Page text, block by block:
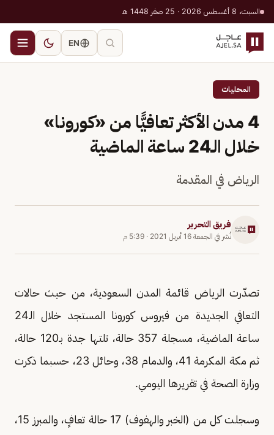
السبت، 8 أغسطس 2026 · 25 صفر 1448 هـ
EN
المحليات
4 مدن الأكثر تعافيًّا من «كورونا»
خلال الـ24 ساعة الماضية
الرياض في المقدمة
فريق التحرير
نُشر في الجمعة 16 أبريل 2021 · 5:39 م
تصدّرت الرياض قائمة المدن السعودية، من حيث حالات
التعافي الجديدة من فيروس كورونا المستجد خلال الـ24
ساعة الماضية، مسجلة 357 حالة، تلتها جدة بـ120 حالة،
ثم مكة المكرمة 41، والدمام 38، وحائل 23، حسبما ذكرت
وزارة الصحة في تقريرها اليومي.
وسجلت كل من (الخبر والهفوف) 17 حالة تعافٍ، والمبرز 15،